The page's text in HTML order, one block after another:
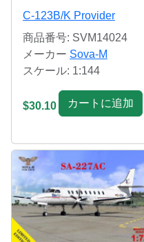
C-123B/K Provider
商品番号: SVM14024
メーカー Sova-M
スケール: 1:144
$30.10 カートに追加